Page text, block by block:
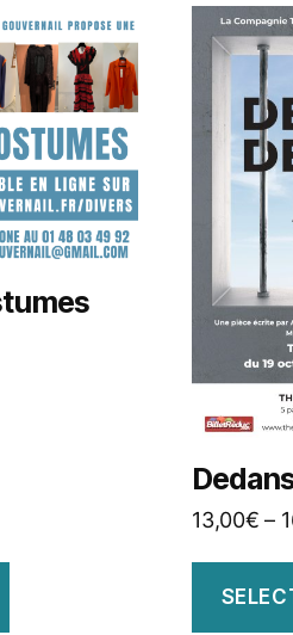
13,00€ –